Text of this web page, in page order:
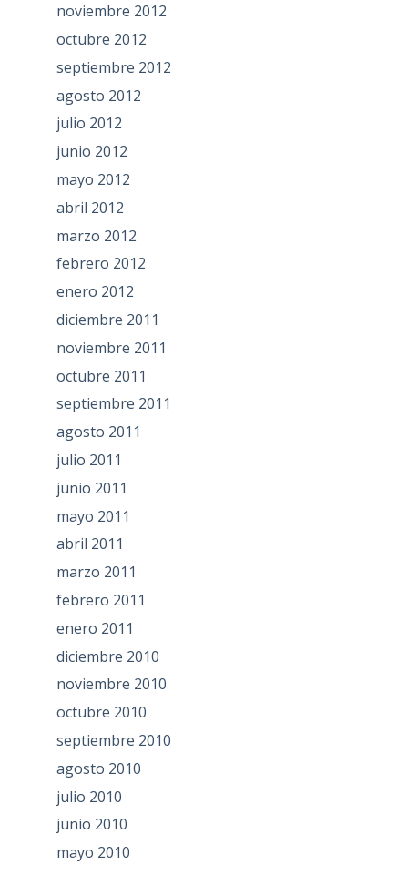
noviembre 2012
octubre 2012
septiembre 2012
agosto 2012
julio 2012
junio 2012
mayo 2012
abril 2012
marzo 2012
febrero 2012
enero 2012
diciembre 2011
noviembre 2011
octubre 2011
septiembre 2011
agosto 2011
julio 2011
junio 2011
mayo 2011
abril 2011
marzo 2011
febrero 2011
enero 2011
diciembre 2010
noviembre 2010
octubre 2010
septiembre 2010
agosto 2010
julio 2010
junio 2010
mayo 2010